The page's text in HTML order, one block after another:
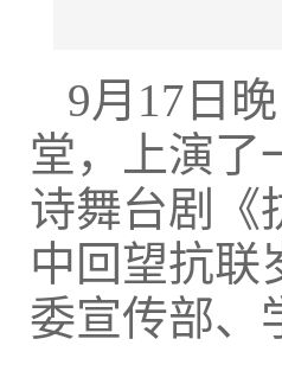
9月17日
堂，上演了
诗舞台剧《
中回望抗联
委宣传部、